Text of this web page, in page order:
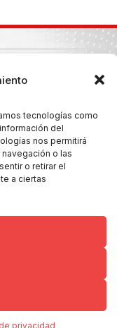
tecnologías como
del
nos permitirá
o las
o retirar el
a ciertas
privacidad
de Calatrava
de la actividad